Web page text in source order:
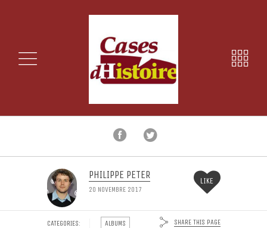
PHILIPPE PETER
20 NOVEMBRE 2017
LIKE
CATEGORIES: ALBUMS SHARE THIS PAGE